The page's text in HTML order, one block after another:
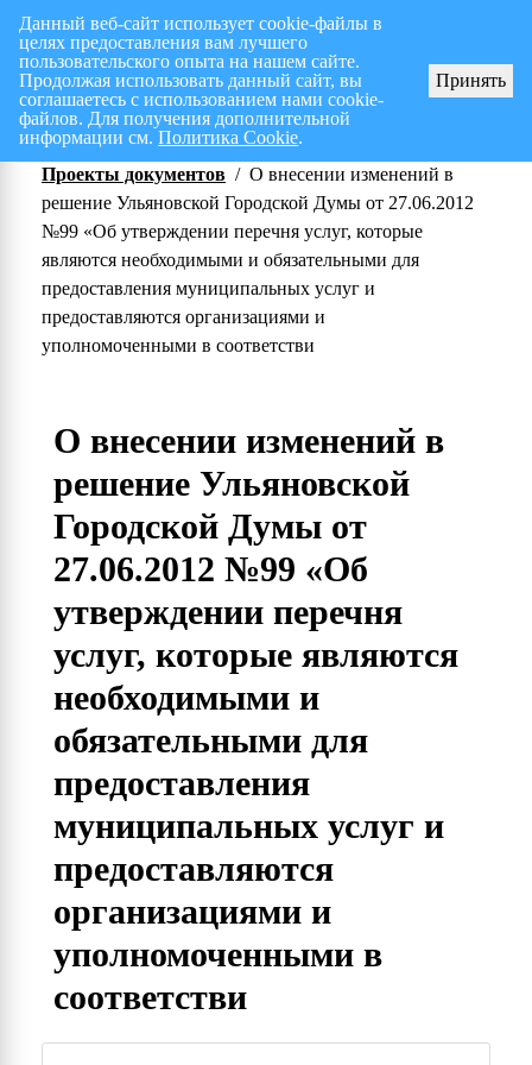
Перспективный план работ на I полугодие 2026 г.
Проекты документов / О внесении изменений в
решение Ульяновской Городской Думы от 27.06.2012
№99 «Об утверждении перечня услуг, которые
являются необходимыми и обязательными для
предоставления муниципальных услуг и
предоставляются организациями и
уполномоченными в соответстви
О внесении изменений в
решение Ульяновской
Городской Думы от
27.06.2012 №99 «Об
утверждении перечня
услуг, которые являются
необходимыми и
обязательными для
предоставления
муниципальных услуг и
предоставляются
организациями и
уполномоченными в
соответстви
Данный веб-сайт использует cookie-файлы в
целях предоставления вам лучшего
пользовательского опыта на нашем сайте.
Продолжая использовать данный сайт, вы
соглашаетесь с использованием нами cookie-
файлов. Для получения дополнительной
информации см.Политика Cookie.
Принять